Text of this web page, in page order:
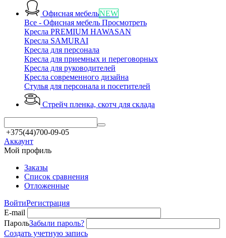
Офисная мебельNEW
Все - Офисная мебель Просмотреть
Кресла PREMIUM HAWASAN
Кресла SAMURAI
Кресла для персонала
Кресла для приемных и переговорных
Кресла для руководителей
Кресла современного дизайна
Стулья для персонала и посетителей
Стрейч пленка, скотч для склада
+375(44)700-09-05
Аккаунт
Мой профиль
Заказы
Список сравнения
Отложенные
ВойтиРегистрация
E-mail
ПарольЗабыли пароль?
Создать учетную запись